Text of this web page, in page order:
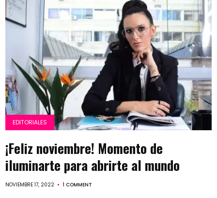
EDITORIALES
¡Feliz noviembre! Momento de
iluminarte para abrirte al mundo
NOVIEMBRE 17, 2022 1 COMMENT